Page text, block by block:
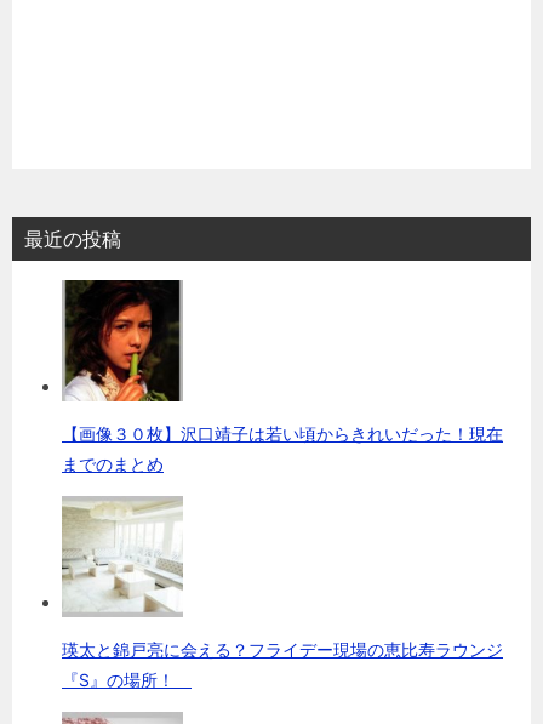
最近の投稿
【画像３０枚】沢口靖子は若い頃からきれいだった！現在
までのまとめ
瑛太と錦戸亮に会える？フライデー現場の恵比寿ラウンジ
『S』の場所！